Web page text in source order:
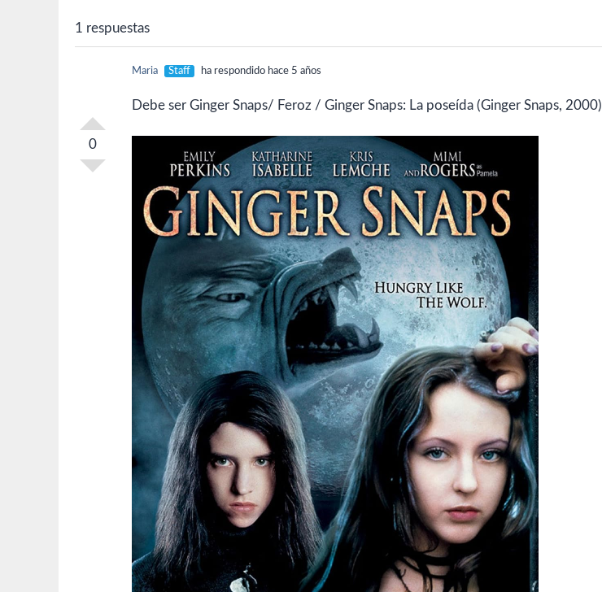
1 respuestas
0
Maria Staff ha respondido hace 5 años
Debe ser Ginger Snaps/ Feroz / Ginger Snaps: La poseída (Ginger Snaps, 2000)